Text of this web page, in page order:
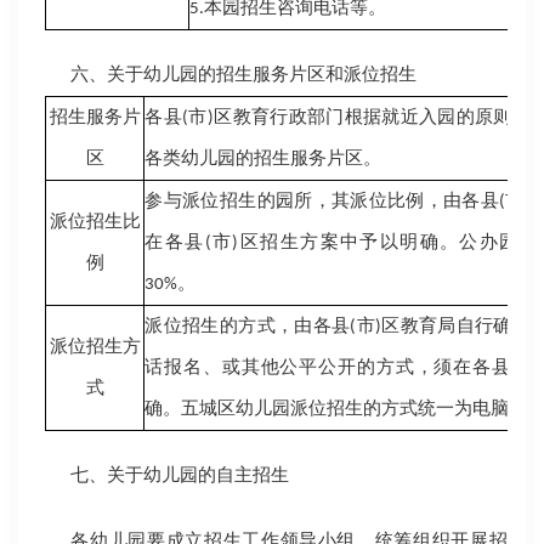
5.本园招生咨询电话等。
六、关于幼儿园的招生服务片区和派位招生
招生服务片
区
各县(市)区教育行政部门根据就近入园的原则和
各类幼儿园的招生服务片区。
派位招生比
例
参与派位招生的园所，其派位比例，由各县(市
在各县 (市) 区招生方案中予以明确。公办园
30%。
派位招生方
式
派位招生的方式，由各县(市)区教育局自行确定
话报名、或其他公平公开的方式，须在各县
确。五城区幼儿园派位招生的方式统一为电脑摇
七、关于幼儿园的自主招生